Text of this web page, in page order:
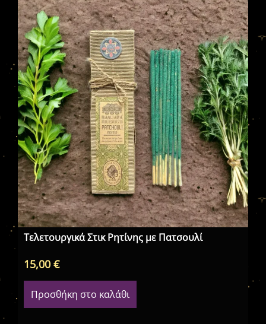
Τελετουργικά Στικ Ρητίνης με Πατσουλί
15,00€
Προσθήκη στο καλάθι